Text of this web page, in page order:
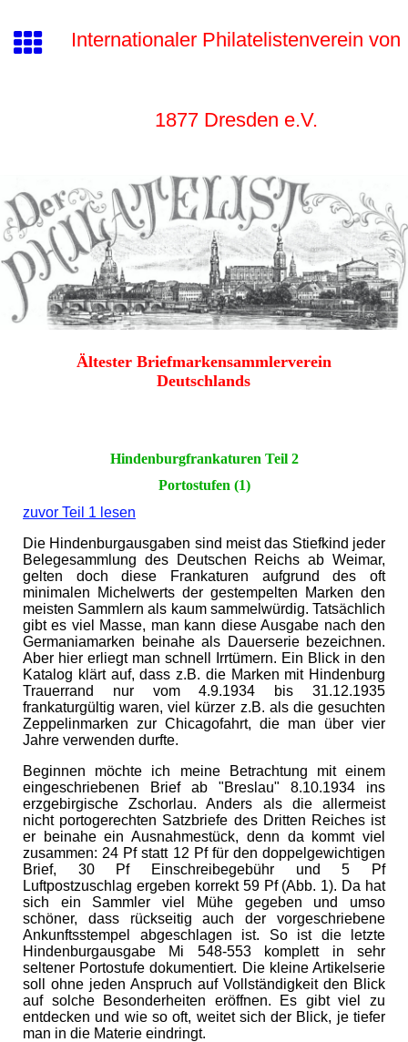
Internationaler Philatelistenverein von
1877 Dresden e.V.
Ältester Briefmarkensammlerverein
Deutschlands
Hindenburgfrankaturen Teil 2
Portostufen (1)
zuvor Teil 1 lesen
Die Hindenburgausgaben sind meist das Stiefkind jeder
Belegesammlung des Deutschen Reichs ab Weimar,
gelten doch diese Frankaturen aufgrund des oft
minimalen Michelwerts der gestempelten Marken den
meisten Sammlern als kaum sammelwürdig. Tatsächlich
gibt es viel Masse, man kann diese Ausgabe nach den
Germaniamarken beinahe als Dauerserie bezeichnen.
Aber hier erliegt man schnell Irrtümern. Ein Blick in den
Katalog klärt auf, dass z.B. die Marken mit Hindenburg
Trauerrand nur vom 4.9.1934 bis 31.12.1935
frankaturgültig waren, viel kürzer z.B. als die gesuchten
Zeppelinmarken zur Chicagofahrt, die man über vier
Jahre verwenden durfte.
Beginnen möchte ich meine Betrachtung mit einem
eingeschriebenen Brief ab "Breslau" 8.10.1934 ins
erzgebirgische Zschorlau. Anders als die allermeist
nicht portogerechten Satzbriefe des Dritten Reiches ist
er beinahe ein Ausnahmestück, denn da kommt viel
zusammen: 24 Pf statt 12 Pf für den doppelgewichtigen
Brief, 30 Pf Einschreibegebühr und 5 Pf
Luftpostzuschlag ergeben korrekt 59 Pf (Abb. 1). Da hat
sich ein Sammler viel Mühe gegeben und umso
schöner, dass rückseitig auch der vorgeschriebene
Ankunftsstempel abgeschlagen ist. So ist die letzte
Hindenburgausgabe Mi 548-553 komplett in sehr
seltener Portostufe dokumentiert. Die kleine Artikelserie
soll ohne jeden Anspruch auf Vollständigkeit den Blick
auf solche Besonderheiten eröffnen. Es gibt viel zu
entdecken und wie so oft, weitet sich der Blick, je tiefer
man in die Materie eindringt.